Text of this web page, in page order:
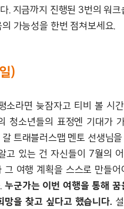
. 지금까지 진행된 3번의 워크
가능성을 한번 점쳐보세요.
)
소라면 늦잠자고 티비 볼 시
청소년들의 표정엔 기대가
트래블러스맵 멘토 선생님
고 있는 건 자신들이 7월의
그 여행 계획을 스스로 만들어
.누군가는 이번 여행을 통해
망을 찾고 싶다고 했습니다.